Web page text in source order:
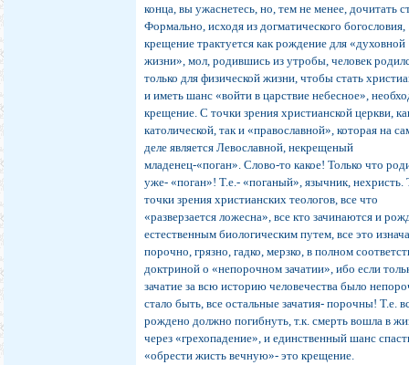
конца, вы ужаснетесь, но, тем не менее, дочитать
Формально, исходя из догматического богословия,
крещение трактуется как рождение для «духовной
жизни», мол, родившись из утробы, человек
только для физической жизни, чтобы стать
и иметь шанс «войти в царствие небесное»,
крещение. С точки зрения христианской церкви,
католической, так и «православной», которая на
деле является Левославной, некрещеный
младенец-«поган». Слово-то какое! Только что
уже- «поган»! Т.е.- «поганый», язычник, нехристь.
точки зрения христианских теологов, все что
«разверзается ложесна», все кто зачинаются и
естественным биологическим путем, все это
порочно, грязно, гадко, мерзко, в полном
доктриной о «непорочном зачатии», ибо если
зачатие за всю историю человечества было
стало быть, все остальные зачатия- порочны! Т.е.
рождено должно погибнуть, т.к. смерть вошла в
через «грехопадение», и единственный шанс
«обрести жисть вечную»- это крещение.